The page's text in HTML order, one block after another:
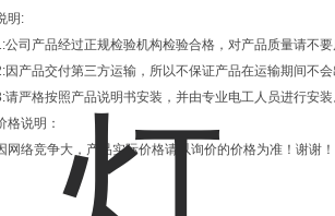
明 :
公司产品经过正规检验机构检验合格，对产品质量请不要
因产品交付第三方运输，所以不保证产品在运输期间不
请严格按照产品说明书安装，并由专业电工人员进行安装
格说明：
网络竞争大，产品实际价格请以询价的价格为准！谢谢！